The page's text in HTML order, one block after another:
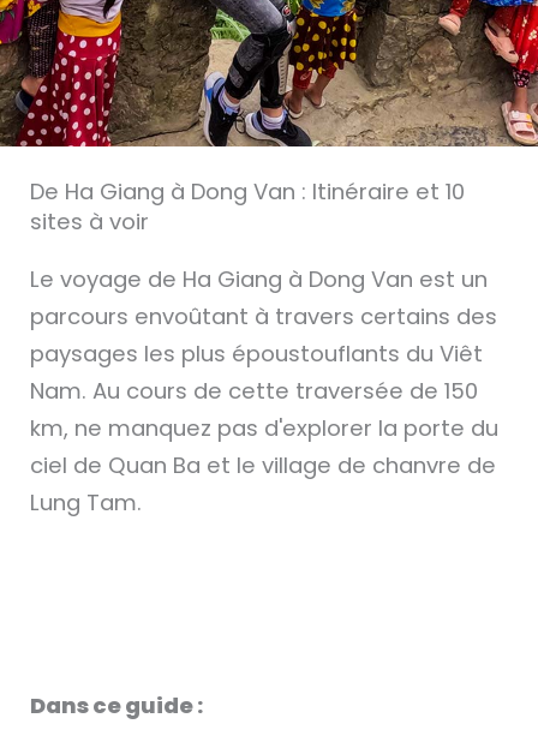
De Ha Giang à Dong Van : Itinéraire et 10
sites à voir
Le voyage de Ha Giang à Dong Van est un
parcours envoûtant à travers certains des
paysages les plus époustouflants du Viêt
Nam. Au cours de cette traversée de 150
km, ne manquez pas d'explorer la porte du
ciel de Quan Ba et le village de chanvre de
Lung Tam.
Dans ce guide :